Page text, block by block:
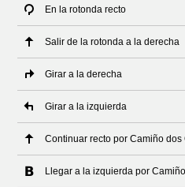
En la rotonda recto
Salir de la rotonda a la derecha
Girar a la derecha
Girar a la izquierda
Continuar recto por Camiño dos
Llegar a la izquierda por